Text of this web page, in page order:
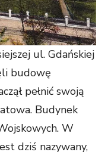
ul. Gdańskiej
budowę
pełnić swoją
Budynek
W
dziś nazywany,